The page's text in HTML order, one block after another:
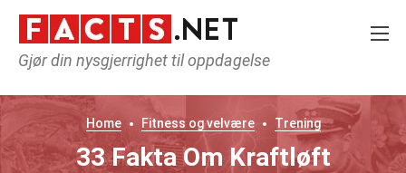
Gjør din nysgjerrighet til oppdagelse
Home Fitness og velvære Trening
33 Fakta Om Kraftløft